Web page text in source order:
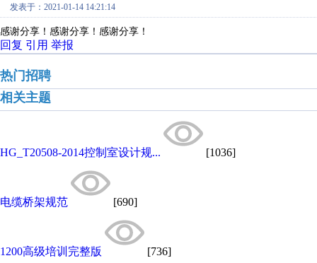
发表于：2021-01-14 14:21:14
感谢分享！感谢分享！感谢分享！
回复 引用 举报
热门招聘
相关主题
HG_T20508-2014控制室设计规... [1036]
电缆桥架规范 [690]
1200高级培训完整版 [736]